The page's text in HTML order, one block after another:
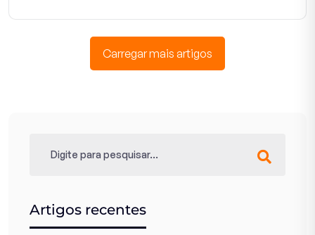
Carregar mais artigos
Artigos recentes